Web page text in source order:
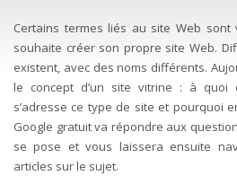
Certains termes liés au site Web sont
souhaite créer son propre site Web.
existent, avec des noms différents.
le concept d’un site vitrine : à quoi
s’adresse ce type de site et pourquoi
Google gratuit va répondre aux
se pose et vous laissera ensuite
articles sur le sujet.